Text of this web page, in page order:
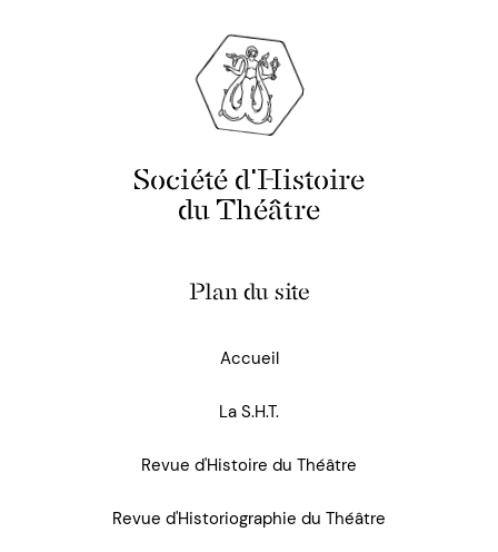
Société d'Histoire
du Théâtre
Plan du site
Accueil
La S.H.T.
Revue d'Histoire du Théâtre
Revue d'Historiographie du Théâtre